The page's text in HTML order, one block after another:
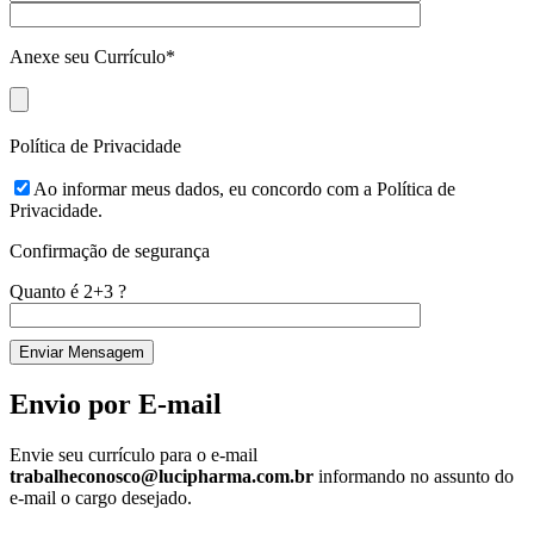
Anexe seu Currículo*
Política de Privacidade
Ao informar meus dados, eu concordo com a Política de
Privacidade.
Confirmação de segurança
Quanto é 2+3 ?
Envio por E-mail
Envie seu currículo para o e-mail
trabalheconosco@lucipharma.com.br informando no assunto do
e-mail o cargo desejado.